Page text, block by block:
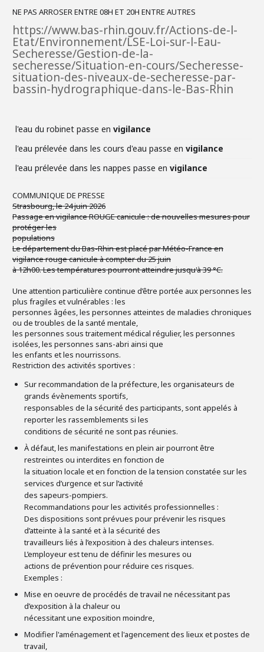
NE PAS ARROSER ENTRE 08H ET 20H ENTRE AUTRES
https://www.bas-rhin.gouv.fr/Actions-de-l-
Etat/Environnement/LSE-Loi-sur-l-Eau-
Secheresse/Gestion-de-la-
secheresse/Situation-en-cours/Secheresse-
situation-des-niveaux-de-secheresse-par-
bassin-hydrographique-dans-le-Bas-Rhin
l'eau du robinet passe en vigilance
l'eau prélevée dans les cours d'eau passe en vigilance
l'eau prélevée dans les nappes passe en vigilance
COMMUNIQUE DE PRESSE
Strasbourg, le 24 juin 2026
Passage en vigilance ROUGE canicule : de nouvelles mesures pour
protéger les
populations
Le département du Bas-Rhin est placé par Météo-France en
vigilance rouge canicule à compter du 25 juin
à 12h00. Les températures pourront atteindre jusqu'à 39 °C.
Une attention particulière continue d’être portée aux personnes les
plus fragiles et vulnérables : les
personnes âgées, les personnes atteintes de maladies chroniques
ou de troubles de la santé mentale,
les personnes sous traitement médical régulier, les personnes
isolées, les personnes sans-abri ainsi que
les enfants et les nourrissons.
Restriction des activités sportives :
Sur recommandation de la préfecture, les organisateurs de
grands évènements sportifs,
responsables de la sécurité des participants, sont appelés à
reporter les rassemblements si les
conditions de sécurité ne sont pas réunies.
À défaut, les manifestations en plein air pourront être
restreintes ou interdites en fonction de
la situation locale et en fonction de la tension constatée sur les
services d’urgence et sur l’activité
des sapeurs-pompiers.
Recommandations pour les activités professionnelles :
Des dispositions sont prévues pour prévenir les risques
d’atteinte à la santé et à la sécurité des
travailleurs liés à l’exposition à des chaleurs intenses.
L’employeur est tenu de définir les mesures ou
actions de prévention pour réduire ces risques.
Exemples :
Mise en oeuvre de procédés de travail ne nécessitant pas
d’exposition à la chaleur ou
nécessitant une exposition moindre,
Modifier l'aménagement et l'agencement des lieux et postes de
travail,